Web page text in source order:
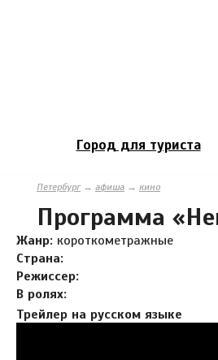
Город для туриста
Петербург→ афиша → кино
Программа
Жанр: короткометражные
Страна:
Режиссер:
В ролях:
Трейлер на русском языке